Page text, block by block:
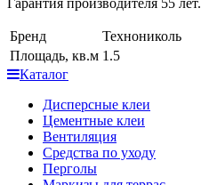
Бренд
Технониколь
Площадь, кв.м 1.5
Каталог
Дисперсные клеи
Цементные клеи
Вентиляция
Средства по уходу
Перголы